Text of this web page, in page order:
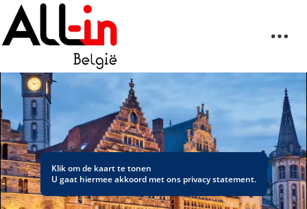
Klik om de kaart te tonen
U gaat hiermee akkoord met ons privacy statement.